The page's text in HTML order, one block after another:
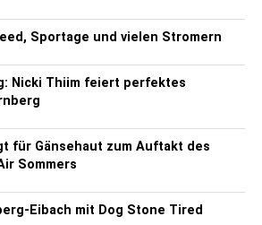
Sportage und vielen Stromern
Nicki Thiim feiert perfektes
für Gänsehaut zum Auftakt des
Sommers
Eibach mit Dog Stone Tired